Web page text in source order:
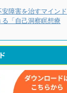
障害を治すマインド
「自己洞察瞑想療